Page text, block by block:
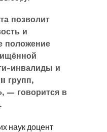
позволит
и
положение
инвалиды и
групп,
— говорится в
наук доцент